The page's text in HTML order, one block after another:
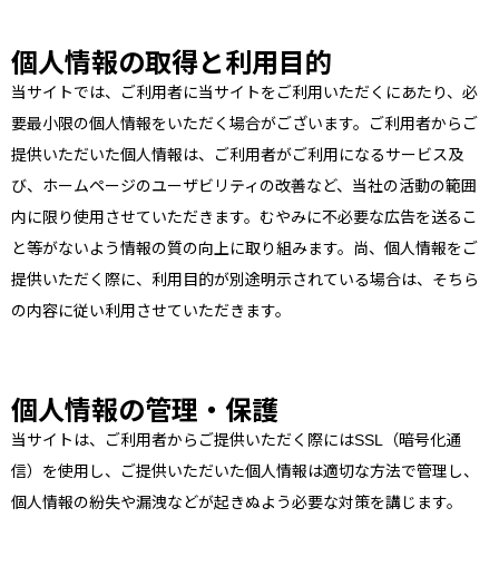
個人情報の取得と利用目的
当サイトでは、ご利用者に当サイトをご利用いただくにあたり、必
要最小限の個人情報をいただく場合がございます。ご利用者からご
提供いただいた個人情報は、ご利用者がご利用になるサービス及
び、ホームページのユーザビリティの改善など、当社の活動の範囲
内に限り使用させていただきます。むやみに不必要な広告を送るこ
と等がないよう情報の質の向上に取り組みます。尚、個人情報をご
提供いただく際に、利用目的が別途明示されている場合は、そちら
の内容に従い利用させていただきます。
個人情報の管理・保護
当サイトは、ご利用者からご提供いただく際にはSSL（暗号化通
信）を使用し、ご提供いただいた個人情報は適切な方法で管理し、
個人情報の紛失や漏洩などが起きぬよう必要な対策を講じます。